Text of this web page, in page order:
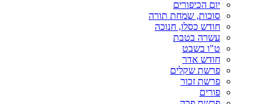
יום הכיפורים
סוכות, שמחת תורה
חודש כסלו, חנוכה
עשרה בטבת
ט"ו בשבט
חודש אדר
פרשת שקלים
פרשת זכור
פורים